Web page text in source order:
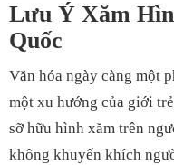
Lưu Ý Xăm
Quốc
Văn hóa ngày càng một
một xu hướng của giới
sỡ hữu hình xăm trên
không khuyến khích